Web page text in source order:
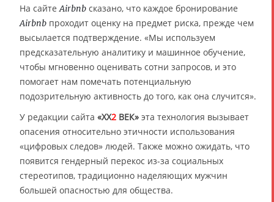
На сайтеAirbnb сказано, что каждое бронирование
Airbnb проходит оценку на предмет риска, прежде чем
высылается подтверждение. «Мы используем
предсказательную аналитику и машинное обучение,
чтобы мгновенно оценивать сотни запросов, и это
помогает нам помечать потенциальную
подозрительную активность до того, как она случится».
У редакции сайта «XX2 ВЕК» эта технология вызывает
опасения относительно этичности использования
«цифровых следов» людей. Также можно ожидать, что
появится гендерный перекос из-за социальных
стереотипов, традиционно наделяющих мужчин
большей опасностью для общества.